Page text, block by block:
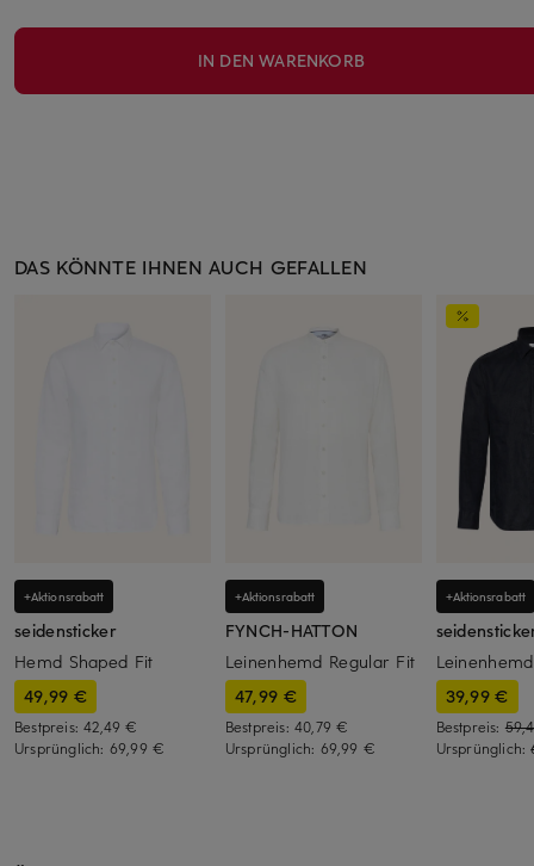
IN DEN WARENKORB
DAS KÖNNTE IHNEN AUCH GEFALLEN
+Aktionsrabatt
seidensticker
Hemd Shaped Fit
49,99 €
Bestpreis:42,49 €
Ursprünglich: 69,99 €
+Aktionsrabatt
FYNCH-HATTON
Leinenhemd Regular Fit
47,99 €
Bestpreis: 40,79 €
Ursprünglich: 69,99 €
+Aktionsrabatt
39,99 €
Bestpreis:
Ursprünglich: